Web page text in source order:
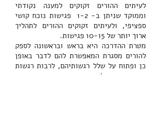
לעיתים ההורים זקוקים למענה נקודתי
וממוקד שניתן ב- 1-2 פגישות נוכח קושי
ספציפי, ולעיתים זקוקים ההורים לתהליך
ארוך יותר של 10-15 פגישות.
מטרת ההדרכה היא בראש ובראשונה לספק
להורים מסגרת המאפשרת להם לדבר באופן
כן ופתוח על שלל רגשותיהם, לרבות רגשות
שאנו נוטים להשתיק כמו; כאב, אכזבה,